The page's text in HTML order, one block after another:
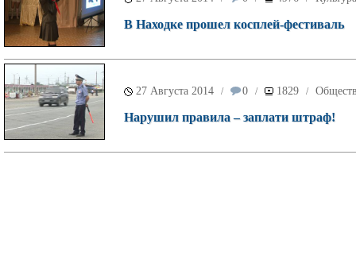
В Находке прошел косплей-фестиваль
27 Августа 2014 / 0 / 1829 /
Нарушил правила – заплати штраф!